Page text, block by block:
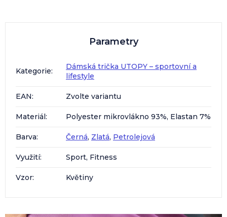
Parametry
Kategorie:
Dámská trička UTOPY – sportovní a
lifestyle
EAN: Zvolte variantu
Materiál: Polyester mikrovlákno 93%, Elastan 7%
Barva: Černá, Zlatá, Petrolejová
Využití: Sport, Fitness
Vzor: Květiny